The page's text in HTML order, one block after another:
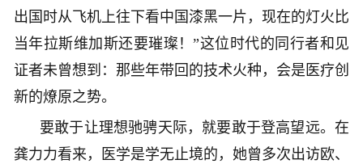
出国时从飞机上往下看中国漆黑一片，现在的灯火比
当年拉斯维加斯还要璀璨！”这位时代的同行者和见
证者未曾想到：那些年带回的技术火种，会是医疗创
新的燎原之势。
要敢于让理想驰骋天际，就要敢于登高望远。在
龚力力看来，医学是学无止境的，她曾多次出访欧、